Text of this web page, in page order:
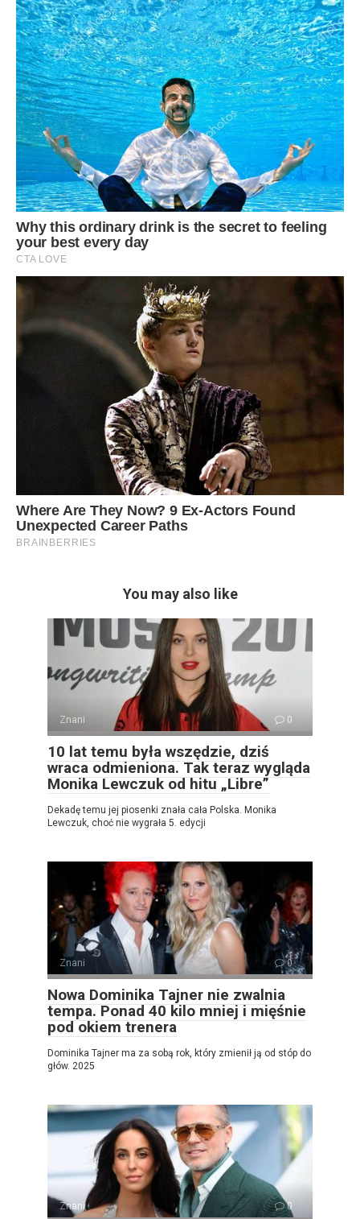
You may also like
Znani 0
10 lat temu była wszędzie, dziś
wraca odmieniona. Tak teraz wygląda
Monika Lewczuk od hitu „Libre”
Dekadę temu jej piosenki znała cała Polska. Monika
Lewczuk, choć nie wygrała 5. edycji
Znani 0
Nowa Dominika Tajner nie zwalnia
tempa. Ponad 40 kilo mniej i mięśnie
pod okiem trenera
Dominika Tajner ma za sobą rok, który zmienił ją od stóp do
głów. 2025
Znani 0